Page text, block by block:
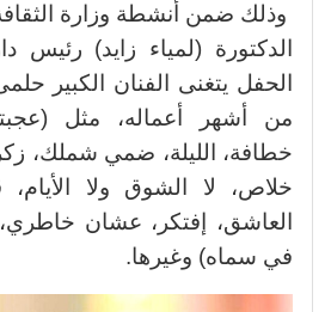
وذلك ضمن أنشطة وزارة
الدكتورة (لمياء زايد) رئيس
الحفل يتغنى الفنان الكبير
من أشهر أعماله، مثل
خطافة، الليلة، ضمي شملك،
خلاص، لا الشوق ولا الأيام،
العاشق، إفتكر، عشان
في سماه) وغيرها.